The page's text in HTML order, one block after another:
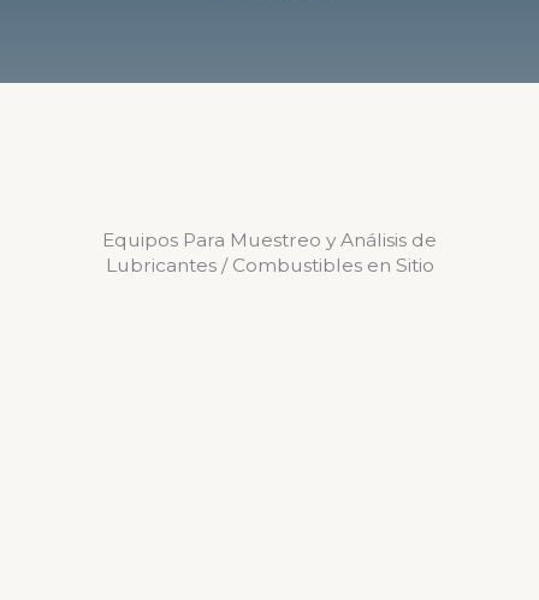
Equipos Para Muestreo y Análisis de
Lubricantes / Combustibles en Sitio